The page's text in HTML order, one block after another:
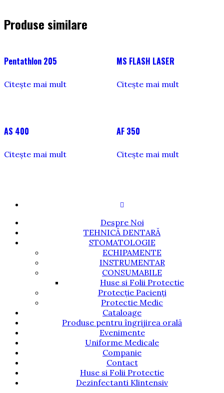
Produse similare
Pentathlon 205
Citește mai mult
MS FLASH LASER
Citește mai mult
AS 400
Citește mai mult
AF 350
Citește mai mult
Despre Noi
TEHNICĂ DENTARĂ
STOMATOLOGIE
ECHIPAMENTE
INSTRUMENTAR
CONSUMABILE
Huse si Folii Protectie
Protecție Pacienți
Protectie Medic
Cataloage
Produse pentru îngrijirea orală
Evenimente
Uniforme Medicale
Companie
Contact
Huse si Folii Protectie
Dezinfectanti Klintensiv